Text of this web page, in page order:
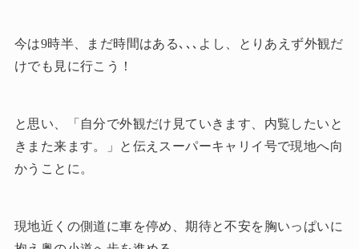
今は9時半、まだ時間はある､､､よし、とりあえず外観だ
けでも見に行こう！
と思い、「自分で外観だけ見ていきます、内覧したいと
きまた来ます。」と伝えスーパーキャリイ号で現地へ向
かうことに。
現地近くの側道に車を停め、期待と不安を胸いっぱいに